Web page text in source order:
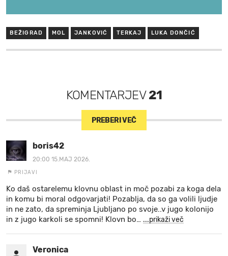
BEŽIGRAD MOL JANKOVIĆ TERKAJ LUKA DONČIĆ
KOMENTARJEV21
PREBERI VEČ
boris42
20:00 15.MAJ 2026.
PRIJAVI
Ko daš ostarelemu klovnu oblast in moč pozabi za koga dela
in komu bi moral odgovarjati! Pozablja, da so ga volili ljudje
in ne zato, da spreminja Ljubljano po svoje..v jugo kolonijo
in z jugo karkoli se spomni! Klovn bo… ...prikaži več
Veronica